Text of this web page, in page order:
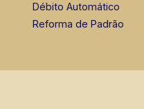
Débito Automático
Reforma de Padrão